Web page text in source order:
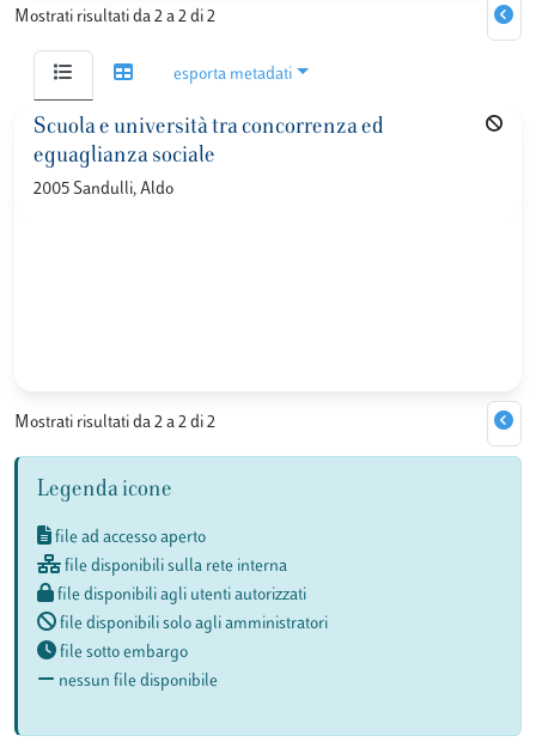
Mostrati risultati da 2 a 2 di 2
esporta metadati
Scuola e università tra concorrenza ed
eguaglianza sociale
2005 Sandulli, Aldo
Mostrati risultati da 2 a 2 di 2
Legenda icone
file ad accesso aperto
file disponibili sulla rete interna
file disponibili agli utenti autorizzati
file disponibili solo agli amministratori
file sotto embargo
nessun file disponibile